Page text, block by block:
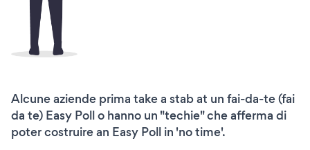
Alcune aziende prima take a stab at un fai-da-te (fai
da te) Easy Poll o hanno un "techie" che afferma di
poter costruire an Easy Poll in 'no time'.